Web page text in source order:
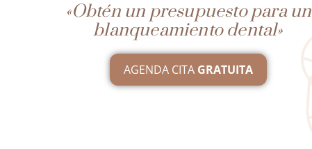
«Obtén un presupuesto para un
blanqueamiento dental»
AGENDA CITA GRATUITA